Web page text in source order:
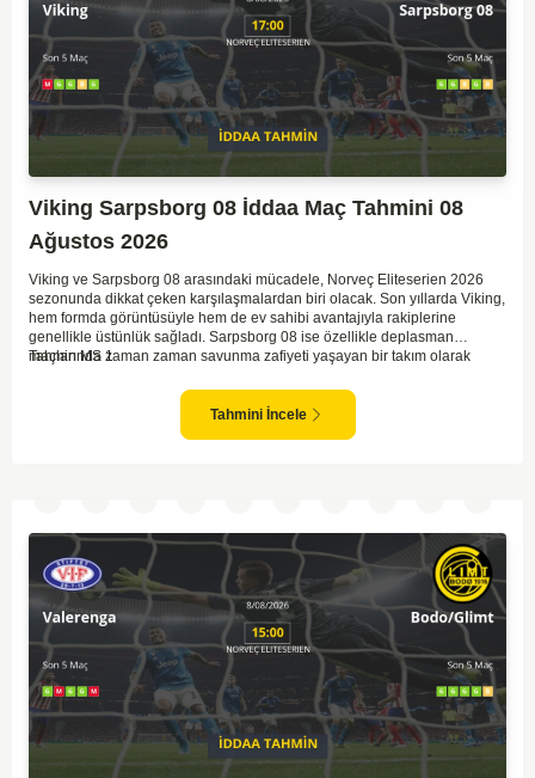
Viking Sarpsborg 08 İddaa Maç Tahmini 08
Ağustos 2026
Viking ve Sarpsborg 08 arasındaki mücadele, Norveç Eliteserien 2026
sezonunda dikkat çeken karşılaşmalardan biri olacak. Son yıllarda Viking,
hem formda görüntüsüyle hem de ev sahibi avantajıyla rakiplerine
genellikle üstünlük sağladı. Sarpsborg 08 ise özellikle deplasman
maçlarında zaman zaman savunma zafiyeti yaşayan bir takım olarak
yapıyor. Sarpsborg'un ise sürpriz yapabilme potansiyeli olsa da,
genellikle güçlü rakipler karşısında tutunmakta zorlandıkları biliniyor. Bu
doğrultuda, Viking'in galibiyete yakın olabileceği bir maç beklenebilir.
Tahmin MS 1
Tahmini İncele